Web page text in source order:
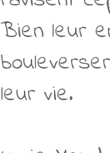
Bien leur
leur vie.